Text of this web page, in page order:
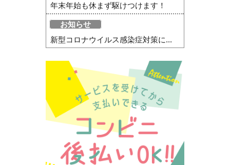
年末年始も休まず駆けつけます！
お知らせ
新型コロナウイルス感染症対策に...